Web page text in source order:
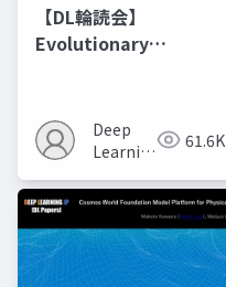
【DL輪読会】
Evolutionary
Recipes モデルマージ
の進化的最適化
Deep
Learning
61.6K